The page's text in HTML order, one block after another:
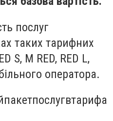
послуг
таких тарифних
S, M RED, RED L,
оператора.
пакетпослугвтарифа